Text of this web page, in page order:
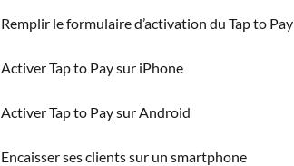
Remplir le formulaire d’activation du Tap to Pay
Activer Tap to Pay sur iPhone
Activer Tap to Pay sur Android
Encaisser ses clients sur un smartphone